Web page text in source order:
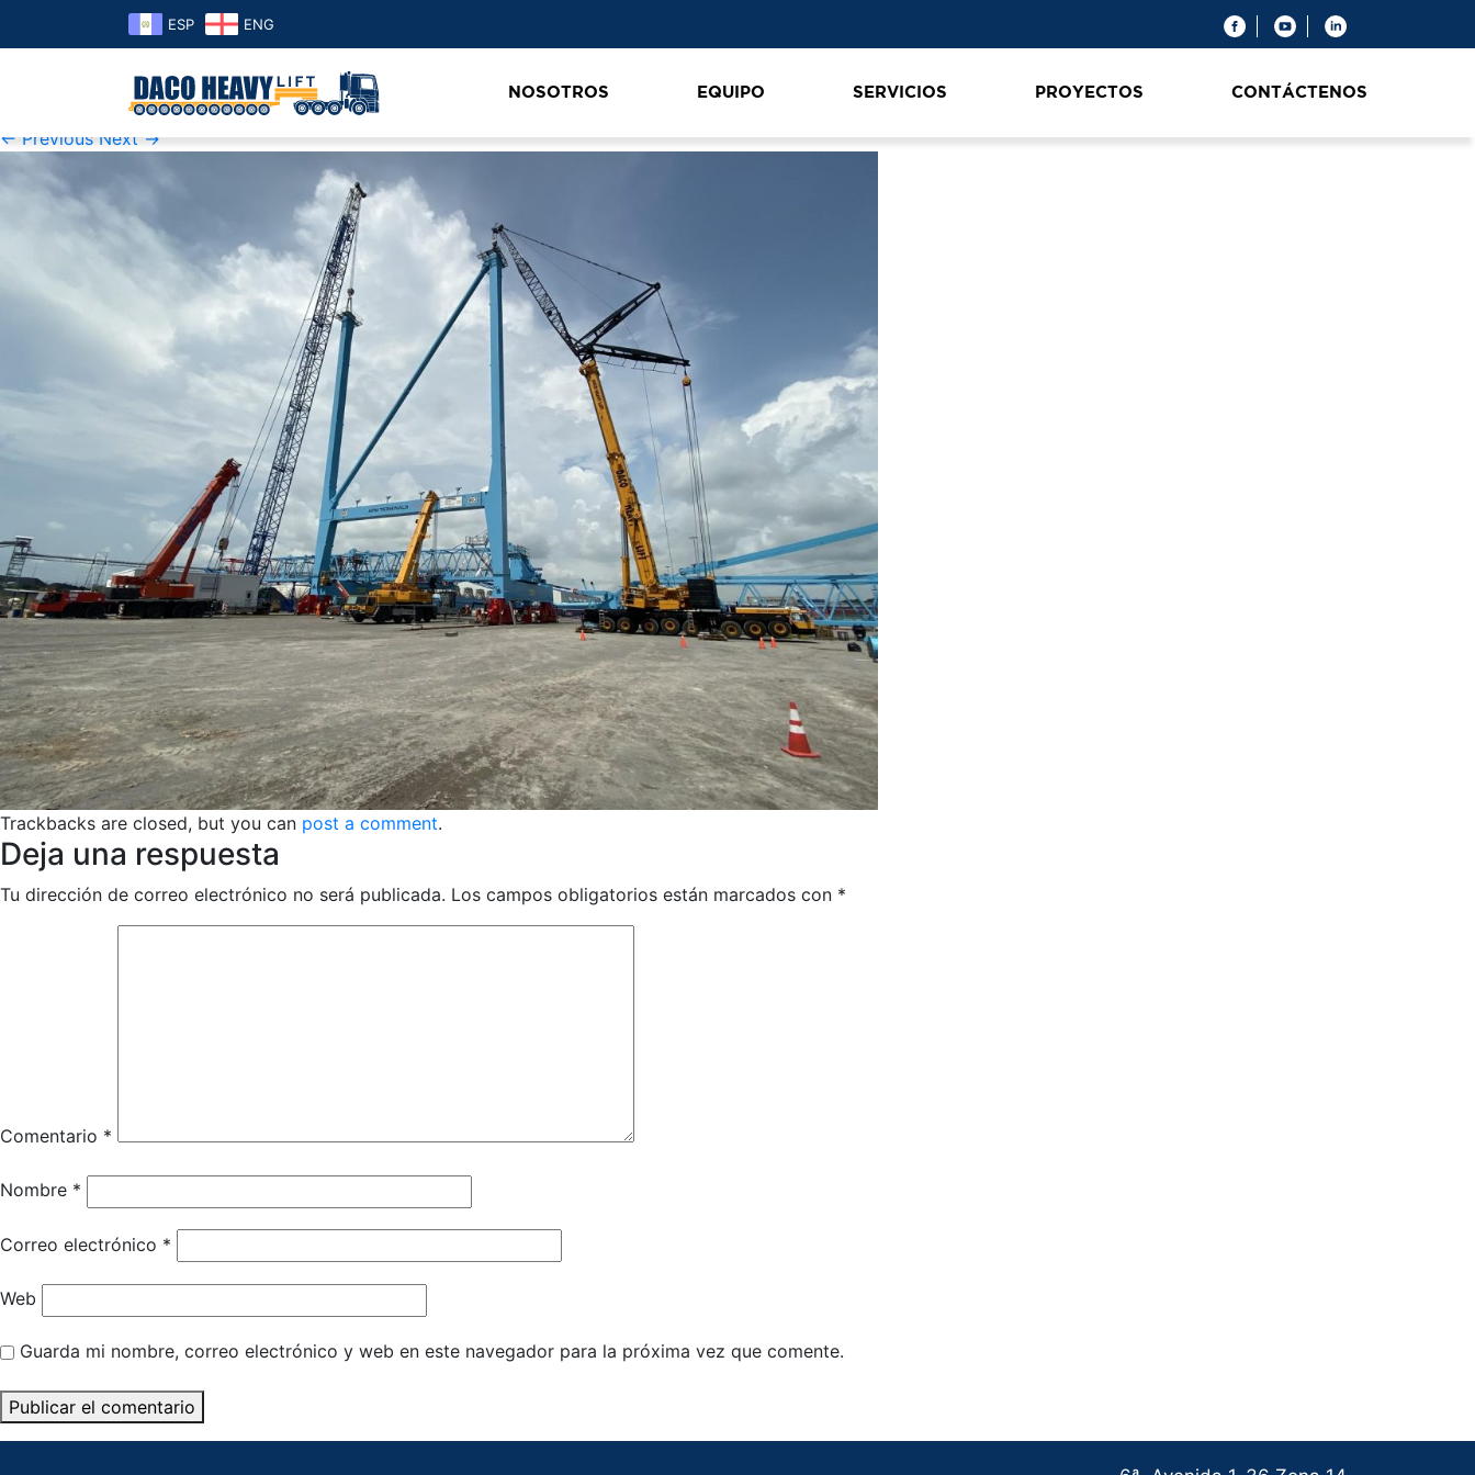
ESP ENG
NOSOTROS EQUIPO SERVICIOS PROYECTOS CONTÁCTENOS
K1600_IMG_4360
07 de November de 2019at1600 × 1200
← Previous Next →
Trackbacks are closed, but you can post a comment.
Deja una respuesta
Tu dirección de correo electrónico no será publicada. Los campos obligatorios están marcados con *
Comentario *
Nombre *
Correo electrónico *
Web
Guarda mi nombre, correo electrónico y web en este navegador para la próxima vez que comente.